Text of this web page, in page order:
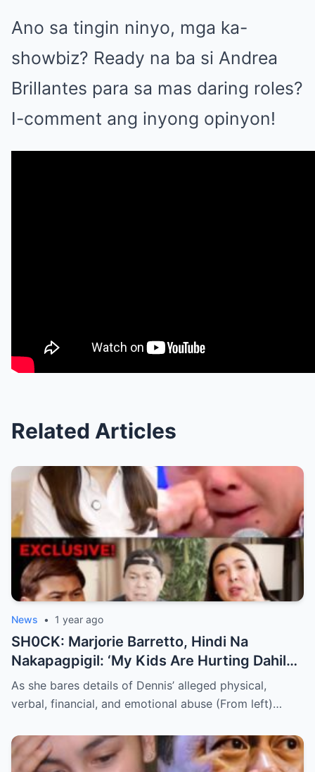
Ano sa tingin ninyo, mga ka-
showbiz? Ready na ba si Andrea
Brillantes para sa mas daring roles?
I-comment ang inyong opinyon!
Related Articles
News • 1 year ago
SH0CK: Marjorie Barretto, Hindi Na
Nakapagpigil: ‘My Kids Are Hurting Dahil
Kay Dennis Padilla’ – Hindi Niyo Alam Ang
Nangyayari Behind Closed Doors!
As she bares details of Dennis’ alleged physical,
verbal, financial, and emotional abuse (From left)…